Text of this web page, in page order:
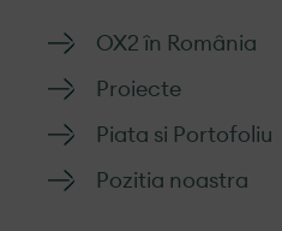
OX2 în România
Proiecte
Piata si Portofoliu
Pozitia noastra